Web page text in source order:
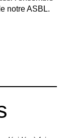
notre ASBL.
dix ans
plus juste